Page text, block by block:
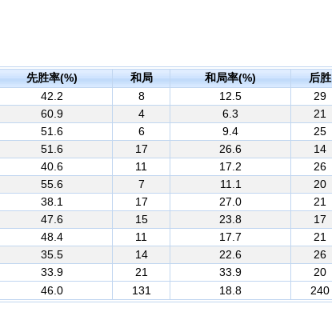
先胜率(%) 和局 和局率(%) 后胜
42.2 8 12.5 29
60.9 4 6.3 21
51.6 6 9.4 25
51.6 17 26.6 14
40.6 11 17.2 26
55.6 7 11.1 20
38.1 17 27.0 21
47.6 15 23.8 17
48.4 11 17.7 21
35.5 14 22.6 26
33.9 21 33.9 20
46.0 131 18.8 240